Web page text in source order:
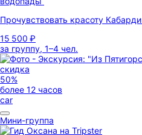
Прочувствовать красоту
15 500 ₽
за группу, 1–4 чел.
скидка
50%
более 12 часов
car
Мини-группа